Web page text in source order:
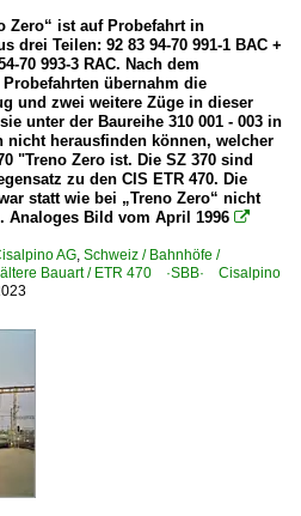
Zero“ ist auf Probefahrt in
drei Teilen: 92 83 94-70 991-1 BAC +
70 993-3 RAC. Nach dem
übernahm die
und zwei weitere Züge in dieser
unter der Baureihe 310 001 - 003 in
nicht herausfinden können, welcher
"Treno Zero ist. Die SZ 370 sind
zu den CIS ETR 470. Die
statt wie bei „Treno Zero“ nicht
Bild vom April 1996 
AG, Schweiz / Bahnhöfe /
Bauart / ETR 470 ·SBB· Cisalpino